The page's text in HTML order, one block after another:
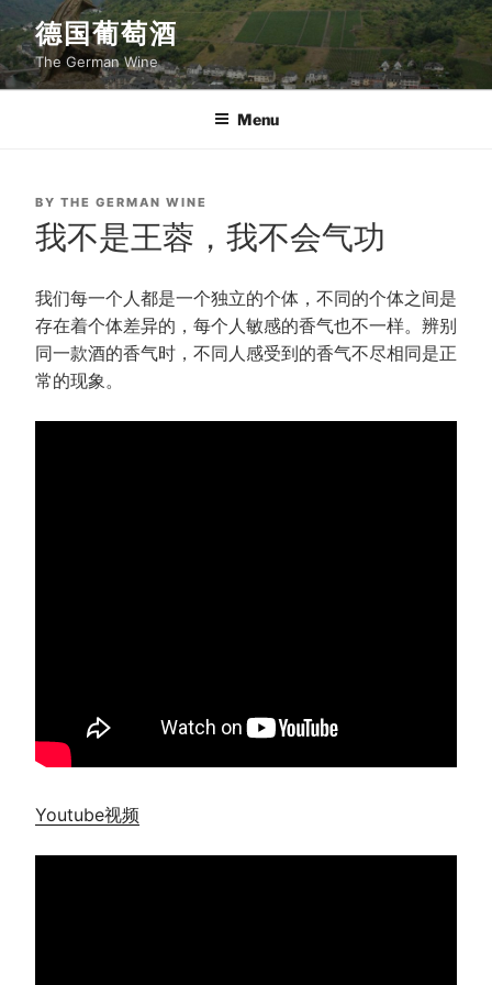
to
content
德国葡萄酒
The German Wine
Menu
POSTED
ON
BY THE GERMAN WINE
我不是王蓉，我不会气功
我们每一个人都是一个独立的个体，不同的个体之间是
存在着个体差异的，每个人敏感的香气也不一样。辨别
同一款酒的香气时，不同人感受到的香气不尽相同是正
常的现象。
Youtube视频